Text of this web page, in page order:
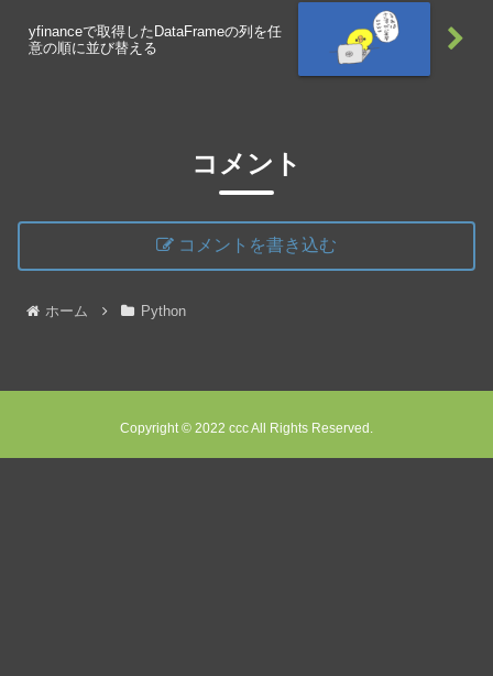
yfinanceで取得したDataFrameの列を任
意の順に並び替える
コメント
コメントを書き込む
ホーム Python
Copyright © 2022 ccc All Rights Reserved.